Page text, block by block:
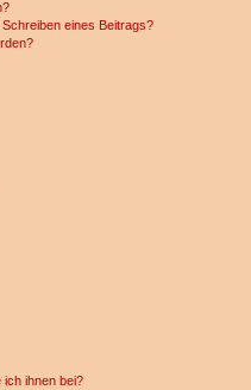
eines Beitrags?
ich ihnen bei?